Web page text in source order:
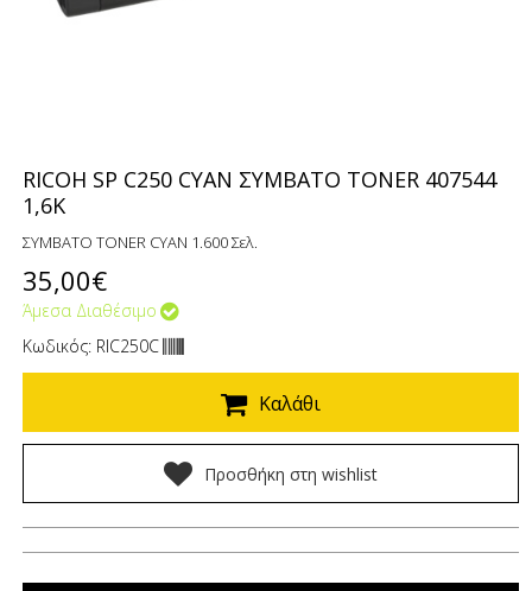
RICOH SP C250 CYAN ΣΥΜΒΑΤΟ TONER 407544
1,6K
ΣΥΜΒΑΤΟ TONER CYAN 1.600 Σελ.
35,00€
Άμεσα Διαθέσιμο
Κωδικός: RIC250C
Καλάθι
Προσθήκη στη wishlist